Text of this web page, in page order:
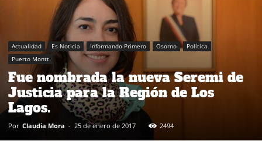
Actualidad Es Noticia Informando Primero Osorno
Política
Puerto Montt
Fue nombrada la nueva Seremi de
Justicia para la Región de Los
Lagos.
Por Claudia Mora - 25 de enero de 2017 2494